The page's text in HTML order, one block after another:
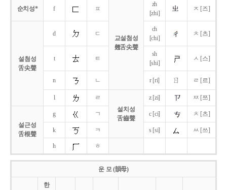
순치성* f ㅍ
교설첨성
翹舌尖聲
zh
[zhi]
ㅈ [즈]
설첨성
舌尖聲
d ㄷ
ch
[chi]
ㅊ [츠]
t ㅌ
sh
[shi]
ㅅ [스]
n ㄴ r [ri] ㄖ ㄹ [르]
l
ㄹ
설치성
舌齒聲
z [zi] ㅉ [쯔]
설근성
舌根聲
g ㄱ c [ci] ㅊ [츠]
k ㅋ s [si] ㅆ [쓰]
h ㅎ
운 모 (韻母)
한